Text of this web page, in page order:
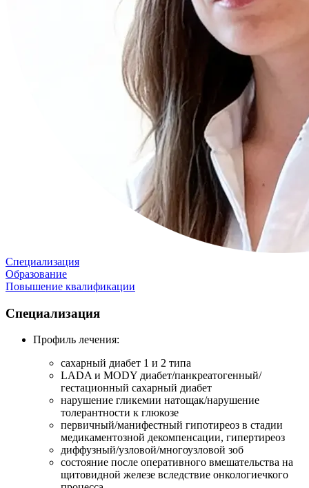
Специализация
Образование
Повышение квалификации
Специализация
Профиль лечения:
сахарный диабет 1 и 2 типа
LADA и MODY диабет/панкреатогенный/
гестационный сахарный диабет
нарушение гликемии натощак/нарушение
толерантности к глюкозе
первичный/манифестный гипотиреоз в стадии
медикаментозной декомпенсации, гипертиреоз
диффузный/узловой/многоузловой зоб
состояние после оперативного вмешательства на
щитовидной железе вследствие онкологиечкого